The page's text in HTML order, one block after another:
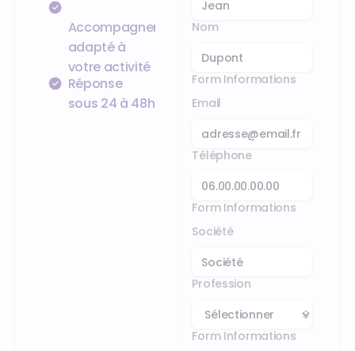
Accompagnement
adapté à
votre activité
Réponse
sous 24 à 48h
Nom
Form Informations
Email
Téléphone
Form Informations
Société
Profession
Form Informations